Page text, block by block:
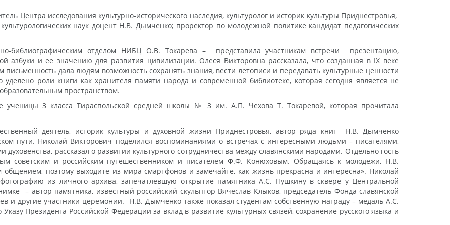
Центра исследования культурно-исторического наследия, культуролог и историк культуры Приднестровья,
наук доцент Н.В. Дымченко; проректор по молодежной политике кандидат педагогических
библиографическим отделом НИБЦ О.В. Токарева – представила участникам встречи презентацию,
азбуки и ее значению для развития цивилизации. Олеся Викторовна рассказала, что созданная в IX веке
дала людям возможность сохранять знания, вести летописи и передавать культурные ценности
роли книги как хранителя памяти народа и современной библиотеке, которая сегодня является не
пространством.
ученицы 3 класса Тираспольской средней школы № 3 им. А.П. Чехова Т. Токаревой, которая прочитала
деятель, историк культуры и духовной жизни Приднестровья, автор ряда книг Н.В. Дымченко
пути. Николай Викторович поделился воспоминаниями о встречах с интересными людьми – писателями,
рассказал о развитии культурного сотрудничества между славянскими народами. Отдельно гость
советским и российским путешественником и писателем Ф.Ф. Конюховым. Обращаясь к молодежи, Н.В.
поэтому выходите из мира смартфонов и замечайте, как жизнь прекрасна и интересна». Николай
из личного архива, запечатлевшую открытие памятника А.С. Пушкину в сквере у Центральной
– автор памятника, известный российский скульптор Вячеслав Клыков, председатель Фонда славянской
и другие участники церемонии. Н.В. Дымченко также показал студентам собственную награду – медаль А.С.
Президента Российской Федерации за вклад в развитие культурных связей, сохранение русского языка и